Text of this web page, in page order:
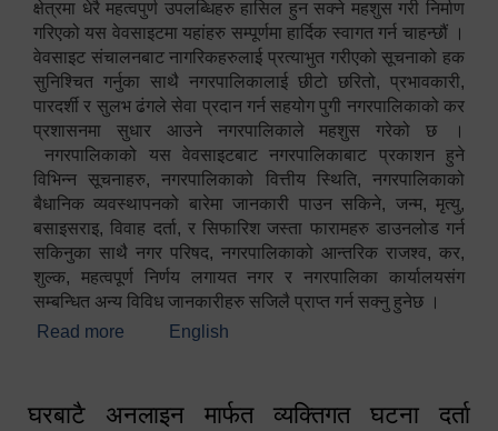
क्षेत्रमा धेरै महत्वपुर्ण उपलब्धिहरु हासिल हुन सक्ने महशुस गरी निर्माण
गरिएको यस वेवसाइटमा यहांहरु सम्पूर्णमा हार्दिक स्वागत गर्न चाहन्छौं ।
वेवसाइट संचालनबाट नागरिकहरुलाई प्रत्याभुत गरीएको सूचनाको हक
सुनिश्चित गर्नुका साथै नगरपालिकालाई छीटो छरितो, प्रभावकारी,
पारदर्शी र सुलभ ढंगले सेवा प्रदान गर्न सहयोग पुगी नगरपालिकाको कर
प्रशासनमा सुधार आउने नगरपालिकाले महशुस गरेको छ ।
नगरपालिकाको यस वेवसाइटबाट नगरपालिकाबाट प्रकाशन हुने
विभिन्न सूचनाहरु, नगरपालिकाको वित्तीय स्थिति, नगरपालिकाको
बैधानिक व्यवस्थापनको बारेमा जानकारी पाउन सकिने, जन्म, मृत्यु,
बसाइसराइ, विवाह दर्ता, र सिफारिश जस्ता फारामहरु डाउनलोड गर्न
सकिनुका साथै नगर परिषद, नगरपालिकाको आन्तरिक राजश्व, कर,
शुल्क, महत्वपूर्ण निर्णय लगायत नगर र नगरपालिका कार्यालयसंग
सम्बन्धित अन्य विविध जानकारीहरु सजिलै प्राप्त गर्न सक्नु हुनेछ ।
Read more about स्वागतम!!!
English
घरबाटै अनलाइन मार्फत व्यक्तिगत घटना दर्ता